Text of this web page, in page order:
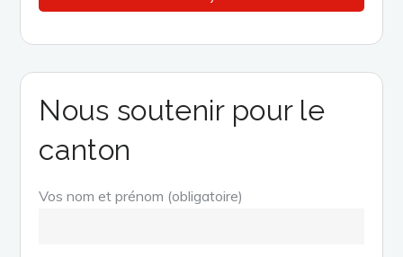
Nous soutenir pour le
canton
Vos nom et prénom (obligatoire)